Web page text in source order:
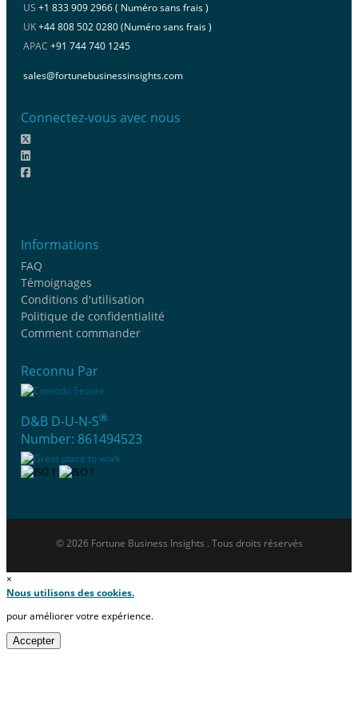
US +1 833 909 2966 ( Numéro sans frais )
UK+44 808 502 0280 (Numéro sans frais )
APAC +91 744 740 1245
sales@fortunebusinessinsights.com
Connectez-vous avec nous
Informations
FAQ
Témoignages
Conditions d'utilisation
Politique de confidentialité
Comment commander
Reconnu Par
D&B D-U-N-S®
Number: 861494523
© 2026 Fortune Business Insights . Tous droits réservés
×
Nous utilisons des cookies.
pour améliorer votre expérience.
Accepter